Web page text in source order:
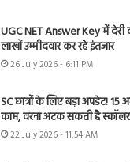
UGC NET Answer Key में
लाखों उम्मीदवार कर रहे इंतजार
26 July 2026 - 6:11 PM
SC छात्रों के लिए बड़ा अपडेट!
काम, वरना अटक सकती है
22 July 2026 - 11:54 AM